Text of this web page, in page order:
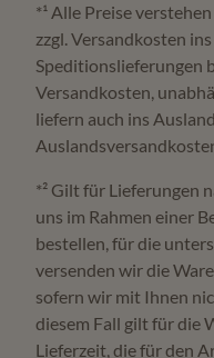
*¹ Alle Preise
zzgl. Versandkosten
Speditionslieferungen
Versandkosten,
liefern auch ins
*² Gilt für Lieferungen
uns im Rahmen einer
bestellen, für die
versenden wir die
sofern wir mit Ihnen
diesem Fall gilt für die
Lieferzeit, die für den